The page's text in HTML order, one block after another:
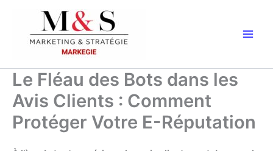
contenu
Le Fléau des Bots dans les
Avis Clients : Comment
Protéger Votre E-Réputation